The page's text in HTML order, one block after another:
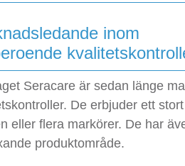
inom
Seracare är sedan länge
De erbjuder ett
eller flera markörer. De har
produktområde.